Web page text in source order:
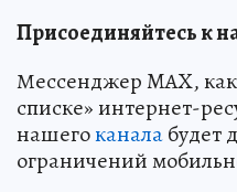
Присоединяйтесь к
Мессенджер MAX,
списке» интернет-
нашегоканалабудет
ограничений